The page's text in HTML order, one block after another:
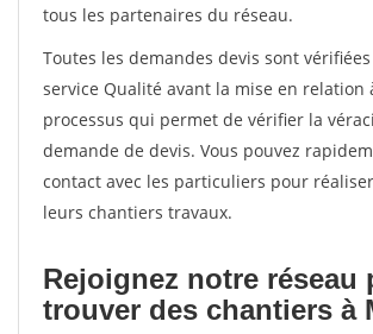
tous les partenaires du réseau.
Toutes les demandes devis sont
service Qualité avant la mise en relation
processus qui permet de vérifier la
demande de devis. Vous pouvez
contact avec les particuliers pour
leurs chantiers travaux.
Rejoignez notre réseau
trouver des chantiers à